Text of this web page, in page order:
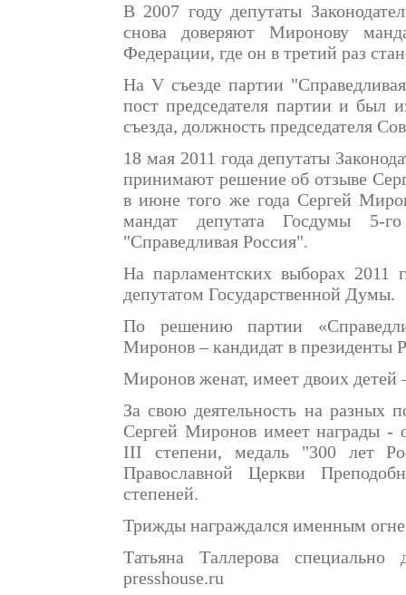
В 2007 году депутаты
снова доверяют Миронову
Федерации, где он в третий раз
На V съезде партии
пост председателя партии и был
съезда, должность председателя
18 мая 2011 года депутаты
принимают решение об отзыве
в июне того же года Сергей
мандат депутата Госдумы 5-
"Справедливая Россия".
На парламентских выборах 2011
депутатом Государственной Думы.
По решению партии
Миронов – кандидат в президенты
Миронов женат, имеет двоих детей
За свою деятельность на разных
Сергей Миронов имеет награды -
III степени, медаль "300 лет
Православной Церкви
степеней.
Трижды награждался именным
Татьяна Таллерова
presshouse.ru